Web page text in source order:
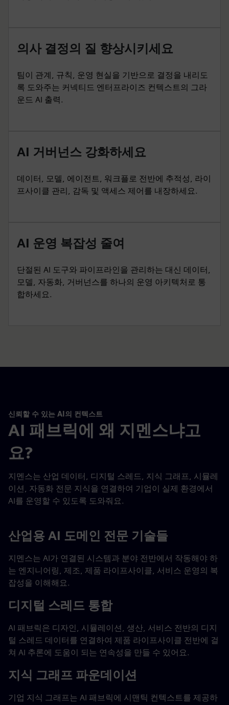
의사 결정의 질 향상시키세요
팀이 관계, 규칙, 운영 현실을 기반으로 결정을 내리도
록 도와주는 커넥티드 엔터프라이즈 컨텍스트의 그라
운드 AI 출력.
AI 거버넌스 강화하세요
데이터, 모델, 에이전트, 워크플로 전반에 추적성, 라이
프사이클 관리, 감독 및 액세스 제어를 내장하세요.
AI 운영 복잡성 줄여
단절된 AI 도구와 파이프라인을 관리하는 대신 데이터,
모델, 자동화, 거버넌스를 하나의 운영 아키텍처로 통
합하세요.
신뢰할 수 있는 AI의 컨텍스트
AI 패브릭에 왜 지멘스냐고
요?
지멘스는 산업 데이터, 디지털 스레드, 지식 그래프, 시뮬레
이션, 자동화 전문 지식을 연결하여 기업이 실제 환경에서
AI를 운영할 수 있도록 도와줘요.
산업용 AI 도메인 전문 기술들
지멘스는 AI가 연결된 시스템과 분야 전반에서 작동해야 하
는 엔지니어링, 제조, 제품 라이프사이클, 서비스 운영의 복
잡성을 이해해요.
디지털 스레드 통합
AI 패브릭은 디자인, 시뮬레이션, 생산, 서비스 전반의 디지
털 스레드 데이터를 연결하여 제품 라이프사이클 전반에 걸
쳐 AI 추론에 도움이 되는 연속성을 만들 수 있어요.
지식 그래프 파운데이션
기업 지식 그래프는 AI 패브릭에 시맨틱 컨텍스트를 제공하